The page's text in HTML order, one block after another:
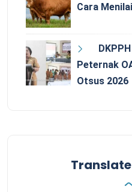
Cara
Peternak
Otsus 2026